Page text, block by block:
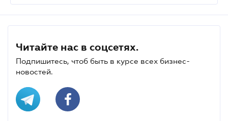
Читайте нас в соцсетях.
Подпишитесь, чтоб быть в курсе всех бизнес-
новостей.